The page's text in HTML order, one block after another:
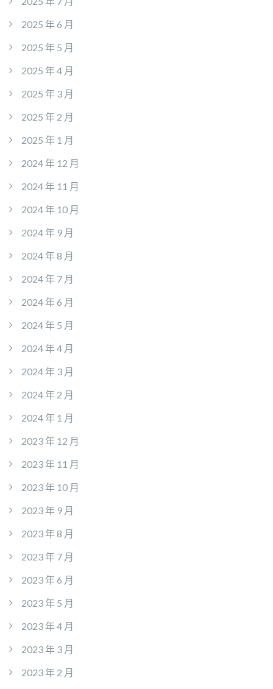
2025 年 6 月
2025 年 5 月
2025 年 4 月
2025 年 3 月
2025 年 2 月
2025 年 1 月
2024 年 12 月
2024 年 11 月
2024 年 10 月
2024 年 9 月
2024 年 8 月
2024 年 7 月
2024 年 6 月
2024 年 5 月
2024 年 4 月
2024 年 3 月
2024 年 2 月
2024 年 1 月
2023 年 12 月
2023 年 11 月
2023 年 10 月
2023 年 9 月
2023 年 8 月
2023 年 7 月
2023 年 6 月
2023 年 5 月
2023 年 4 月
2023 年 3 月
2023 年 2 月